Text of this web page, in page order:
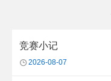
竞赛小记
2026-08-07